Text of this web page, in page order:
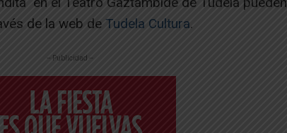
de la web de Tudela Cultura.
-- Publicidad --